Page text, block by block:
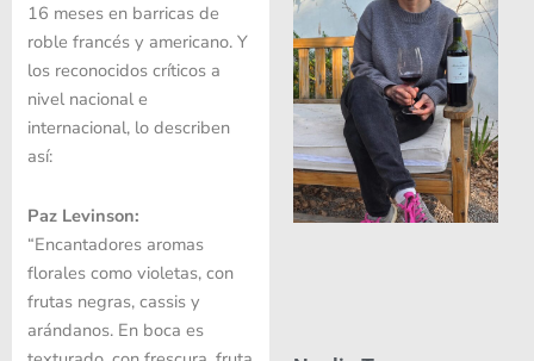
16 meses en barricas de
roble francés y americano. Y
los reconocidos críticos a
nivel nacional e
internacional, lo describen
así:
Paz Levinson:
“Encantadores aromas
florales como violetas, con
frutas negras, cassis y
arándanos. En boca es